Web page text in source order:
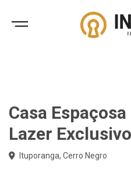
Casa
Lazer
Ituporanga, Cerro Negro